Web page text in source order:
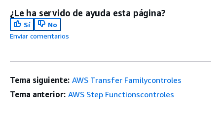
¿Le ha servido de ayuda esta página?
Sí
No
Enviar comentarios
Tema siguiente: AWS Transfer Familycontroles
Tema anterior: AWS Step Functionscontroles